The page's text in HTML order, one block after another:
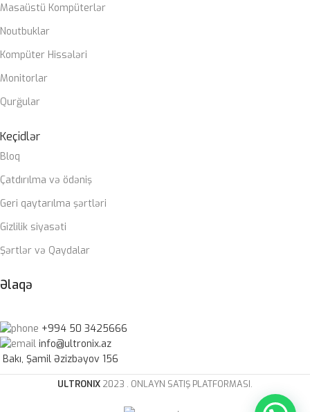
Masaüstü Kompüterlər
Noutbuklar
Kompüter Hissələri
Monitorlar
Qurğular
Keçidlər
Bloq
Çatdırılma və ödəniş
Geri qaytarılma şərtləri
Gizlilik siyasəti
Şərtlər və Qaydalar
Əlaqə
+994 50 3425666
info@ultronix.az
Bakı, Şamil Əzizbəyov 156
ULTRONIX 2023 . ONLAYN SATIŞ PLATFORMASI.